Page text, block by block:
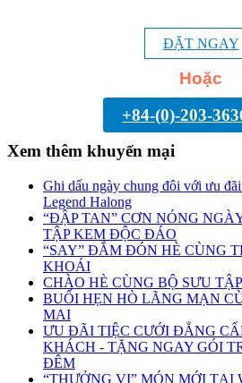
ĐẶT NGAY
Hoặc
+84-(0)-203-
Xem thêm khuyến mại
Ghi dấu ngày chung đôi với ưu
Legend Halong
“ĐẬP TAN” CƠN NÓNG
TẬP KEM ĐỘC ĐÁO
“SAY” ĐẮM ĐÓN HÈ CÙNG
KHOÁI
CHÀO HÈ CÙNG BỘ SƯU
BUỔI HẸN HÒ LÃNG MẠN
MAI
ƯU ĐÃI TIỆC CƯỚI ĐẲNG
KHÁCH - TẶNG NGAY GÓI
ĐÊM
“THƯỞNG VỊ” MÓN MỚI TẠI